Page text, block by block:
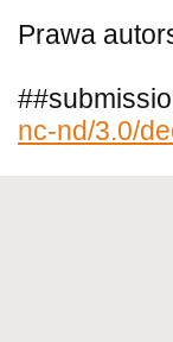
Prawa
nc-nd/3.0/